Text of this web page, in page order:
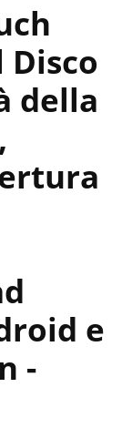
Disco
della
e
-